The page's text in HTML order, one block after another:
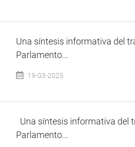
Una síntesis informativa del
Parlamento...
19-03-2025
Una síntesis informativa del
Parlamento...